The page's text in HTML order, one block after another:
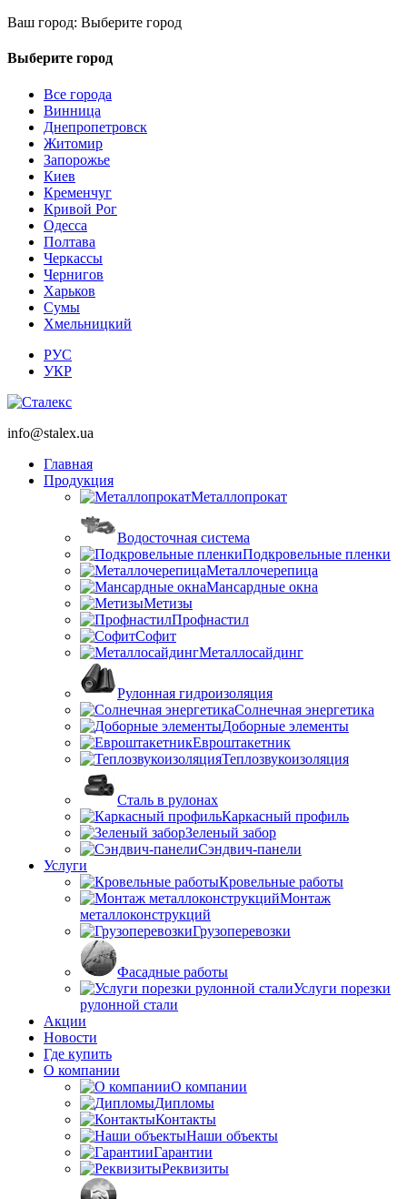
Ваш город: Выберите город
Выберите город
Все города
Винница
Днепропетровск
Житомир
Запорожье
Киев
Кременчуг
Кривой Рог
Одесса
Полтава
Черкассы
Чернигов
Харьков
Сумы
Хмельницкий
РУС
УКР
info@stalex.ua
Главная
Продукция
Металлопрокат
Водосточная система
Подкровельные пленки
Металлочерепица
Мансардные окна
Метизы
Профнастил
Софит
Металлосайдинг
Рулонная гидроизоляция
Солнечная энергетика
Доборные элементы
Евроштакетник
Теплозвукоизоляция
Сталь в рулонах
Каркасный профиль
Зеленый забор
Сэндвич-панели
Услуги
Кровельные работы
Монтаж
металлоконструкций
Грузоперевозки
Фасадные работы
Услуги порезки
рулонной стали
Акции
Новости
Где купить
О компании
О компании
Дипломы
Контакты
Наши объекты
Гарантии
Реквизиты